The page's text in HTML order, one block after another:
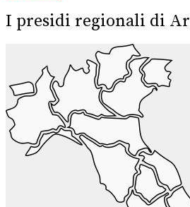
I presidi regionali di